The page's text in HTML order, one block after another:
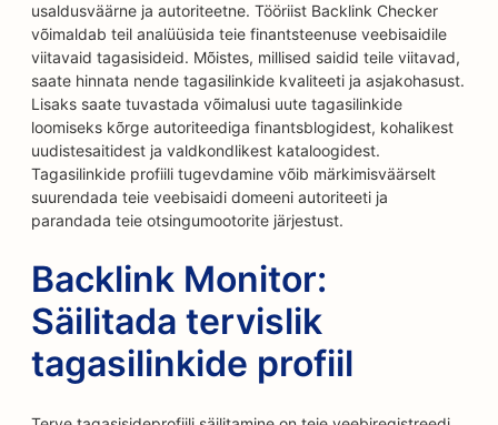
usaldusväärne ja autoriteetne. Tööriist Backlink Checker
võimaldab teil analüüsida teie finantsteenuse veebisaidile
viitavaid tagasisideid. Mõistes, millised saidid teile viitavad,
saate hinnata nende tagasilinkide kvaliteeti ja asjakohasust.
Lisaks saate tuvastada võimalusi uute tagasilinkide
loomiseks kõrge autoriteediga finantsblogidest, kohalikest
uudistesaitidest ja valdkondlikest kataloogidest.
Tagasilinkide profiili tugevdamine võib märkimisväärselt
suurendada teie veebisaidi domeeni autoriteeti ja
parandada teie otsingumootorite järjestust.
Backlink Monitor:
Säilitada tervislik
tagasilinkide profiil